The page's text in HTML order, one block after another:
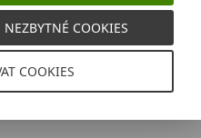
COOKIES
COOKIES